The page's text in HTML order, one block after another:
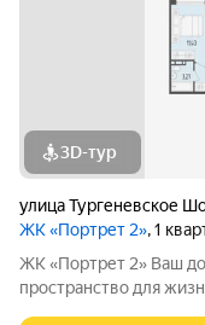
3D-тур
улица Тургеневское
ЖК «Портрет 2», 1
ЖК «Портрет 2» Ваш
пространство для